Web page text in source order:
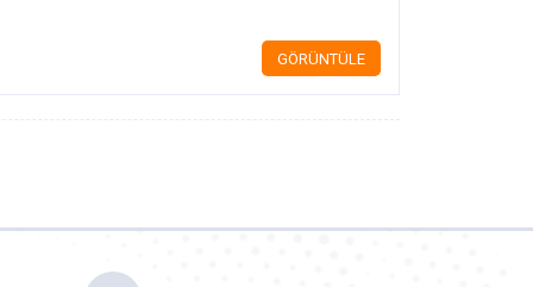
GÖRÜNTÜLE